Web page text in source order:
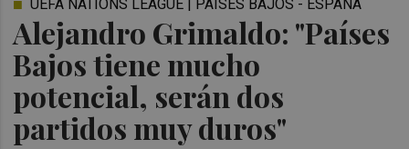
Alejandro Grimaldo: "Países
Bajos tiene mucho
potencial, serán dos
partidos muy duros"
UEFA NATIONS LEAGUE | PAÍSES BAJOS - ESPAÑA